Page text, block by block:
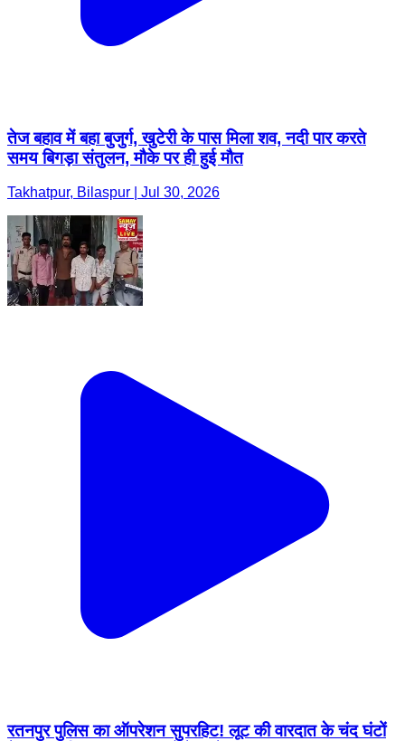
तेज बहाव में बहा बुजुर्ग, खुटेरी के पास मिला शव, नदी पार करते
समय बिगड़ा संतुलन, मौके पर ही हुई मौत
Takhatpur, Bilaspur | Jul 30, 2026
रतनपुर पुलिस का ऑपरेशन सुपरहिट! लूट की वारदात के चंद घंटों